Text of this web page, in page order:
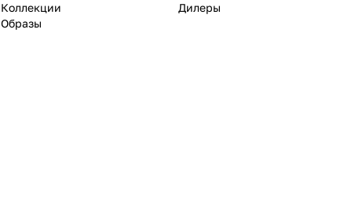
Коллекции
Образы
Дилеры